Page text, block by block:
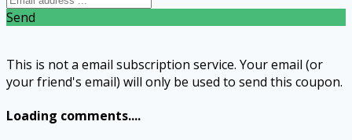
Send
This is not a email subscription service. Your email (or
your friend's email) will only be used to send this coupon.
Loading comments....